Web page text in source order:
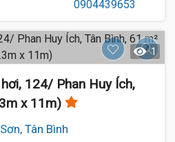
1
124/ Phan Huy Ích,
x 11m)
Tân Bình